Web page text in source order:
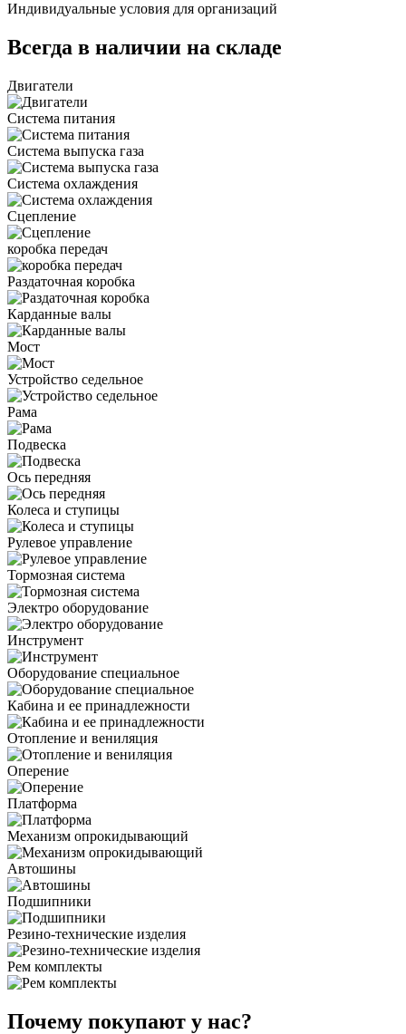
Индивидуальные условия для организаций
Всегда в наличии на складе
Двигатели
Система питания
Система выпуска газа
Система охлаждения
Сцепление
коробка передач
Раздаточная коробка
Карданные валы
Мост
Устройство седельное
Рама
Подвеска
Ось передняя
Колеса и ступицы
Рулевое управление
Тормозная система
Электро оборудование
Инструмент
Оборудование специальное
Кабина и ее принадлежности
Отопление и вениляция
Оперение
Платформа
Механизм опрокидывающий
Автошины
Подшипники
Резино-технические изделия
Рем комплекты
Почему покупают у нас?